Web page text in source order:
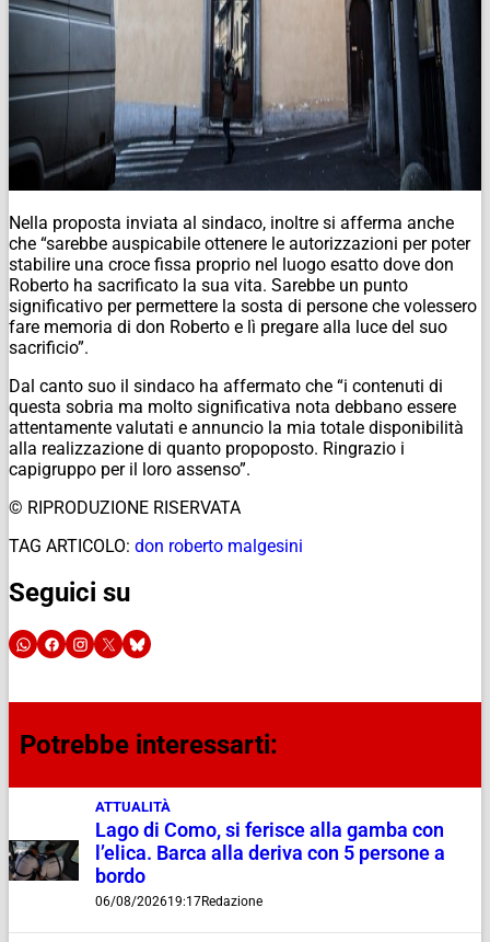
Nella proposta inviata al sindaco, inoltre si afferma anche
che “sarebbe auspicabile ottenere le autorizzazioni per poter
stabilire una croce fissa proprio nel luogo esatto dove don
Roberto ha sacrificato la sua vita. Sarebbe un punto
significativo per permettere la sosta di persone che volessero
fare memoria di don Roberto e lì pregare alla luce del suo
sacrificio”.
Dal canto suo il sindaco ha affermato che “i contenuti di
questa sobria ma molto significativa nota debbano essere
attentamente valutati e annuncio la mia totale disponibilità
alla realizzazione di quanto propoposto. Ringrazio i
capigruppo per il loro assenso”.
© RIPRODUZIONE RISERVATA
TAG ARTICOLO: don roberto malgesini
Seguici su
Potrebbe interessarti:
ATTUALITÀ
Lago di Como, si ferisce alla gamba con
l’elica. Barca alla deriva con 5 persone a
bordo
06/08/202619:17Redazione